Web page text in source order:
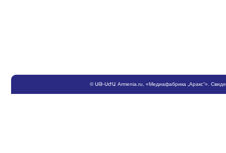
©ՍԹ-ՍԺԱ Armenia.ru , «Медиафабрика „Аракс“».